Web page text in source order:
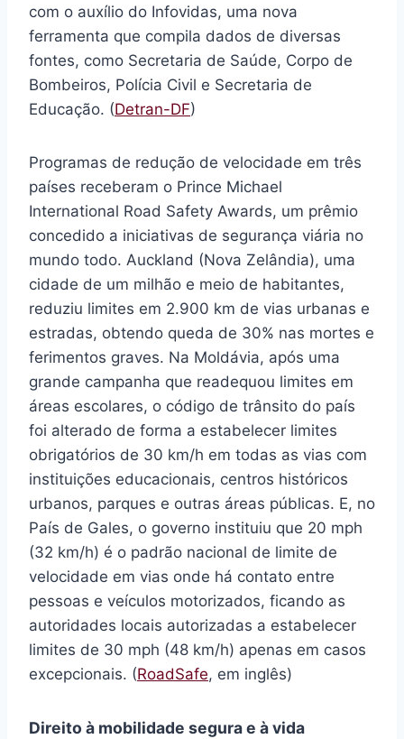
com o auxílio do Infovidas, uma nova
ferramenta que compila dados de diversas
fontes, como Secretaria de Saúde, Corpo de
Bombeiros, Polícia Civil e Secretaria de
Educação. (Detran-DF)
Programas de redução de velocidade em três
países receberam o Prince Michael
International Road Safety Awards, um prêmio
concedido a iniciativas de segurança viária no
mundo todo. Auckland (Nova Zelândia), uma
cidade de um milhão e meio de habitantes,
reduziu limites em 2.900 km de vias urbanas e
estradas, obtendo queda de 30% nas mortes e
ferimentos graves. Na Moldávia, após uma
grande campanha que readequou limites em
áreas escolares, o código de trânsito do país
foi alterado de forma a estabelecer limites
obrigatórios de 30 km/h em todas as vias com
instituições educacionais, centros históricos
urbanos, parques e outras áreas públicas. E, no
País de Gales, o governo instituiu que 20 mph
(32 km/h) é o padrão nacional de limite de
velocidade em vias onde há contato entre
pessoas e veículos motorizados, ficando as
autoridades locais autorizadas a estabelecer
limites de 30 mph (48 km/h) apenas em casos
excepcionais. (RoadSafe, em inglês)
Direito à mobilidade segura e à vida